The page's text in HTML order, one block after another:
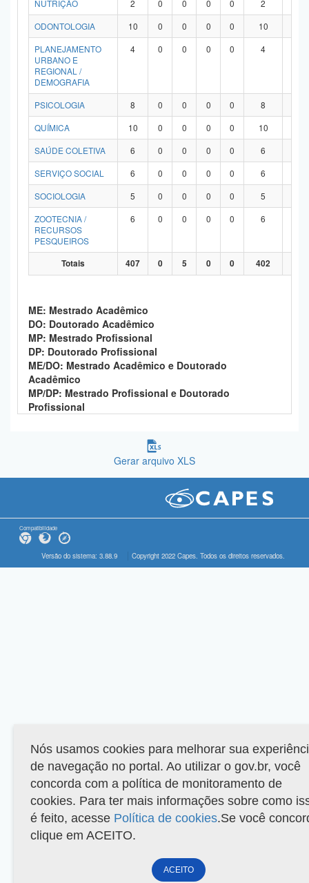
NUTRIÇÃO 2 0 0 0 0 2
ODONTOLOGIA
10 0 0 0 0 10
PLANEJAMENTO
URBANO E
REGIONAL /
DEMOGRAFIA
4 0 0 0 0 4
PSICOLOGIA 8 0 0 0 0 8
QUÍMICA
10 0 0 0 0 10
SAÚDE COLETIVA
6 0 0 0 0 6
SERVIÇO SOCIAL
6 0 0 0 0 6
SOCIOLOGIA
5 0 0 0 0 5
ZOOTECNIA /
RECURSOS
PESQUEIROS
6 0 0 0 0 6
Totais 407 0 5 0 0 402
ME: Mestrado Acadêmico
DO: Doutorado Acadêmico
MP: Mestrado Profissional
DP: Doutorado Profissional
ME/DO: Mestrado Acadêmico e Doutorado
Acadêmico
MP/DP: Mestrado Profissional e Doutorado
Profissional
Gerar arquivo XLS
Compatibilidade
Versão do sistema: 3.88.9 Copyright 2022 Capes. Todos os direitos reservados.
Nós usamos cookies para melhorar sua
de navegação no portal. Ao utilizar o gov.br, você
concorda com a política de monitoramento de
cookies. Para ter mais informações sobre como
é feito, acesse Política de cookies.Se você
clique em ACEITO.
ACEITO